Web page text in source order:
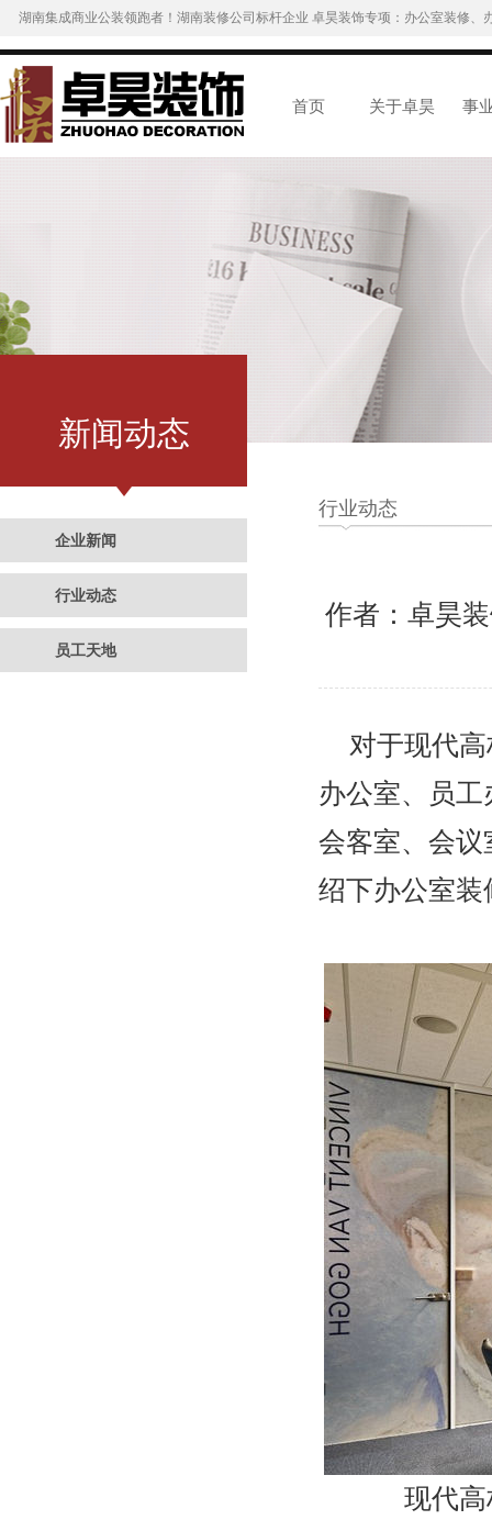
湖南集成商业公装领跑者！湖南装修公司标杆企业 卓昊装饰专项：办公室装修
首页 关于卓昊 事
新闻动态
企业新闻
行业动态
员工天地
行业动态
作者：卓昊
对于现代
办公室、员
会客室、会
绍下办公室
现代高档